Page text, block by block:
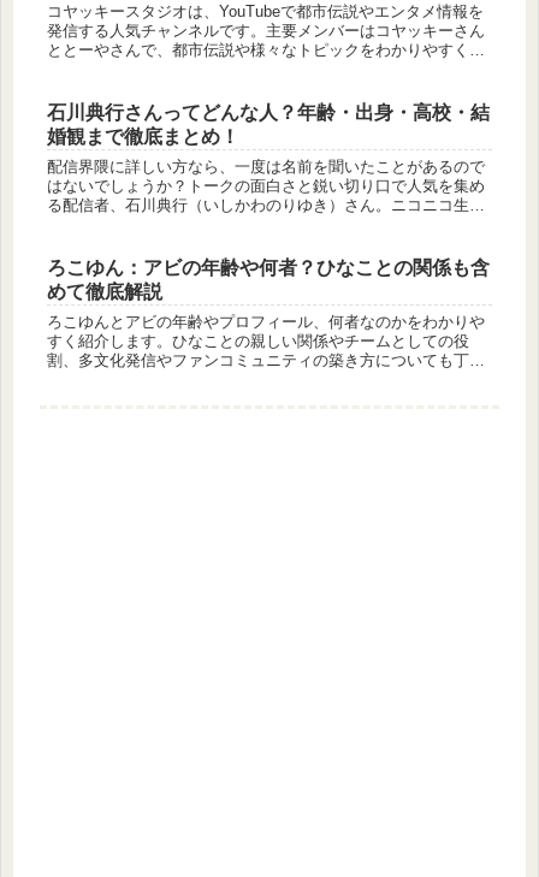
コヤッキースタジオは、YouTubeで都市伝説やエンタメ情報を
発信する人気チャンネルです。主要メンバーはコヤッキーさん
ととーやさんで、都市伝説や様々なトピックをわかりやすく解
石川典行さんってどんな人？年齢・出身・高校・結
婚観まで徹底まとめ！
配信界隈に詳しい方なら、一度は名前を聞いたことがあるので
はないでしょうか？トークの面白さと鋭い切り口で人気を集め
る配信者、石川典行（いしかわのりゆき）さん。ニコニコ生放
ろこゆん：アビの年齢や何者？ひなことの関係も含
めて徹底解説
ろこゆんとアビの年齢やプロフィール、何者なのかをわかりや
すく紹介します。ひなことの親しい関係やチームとしての役
割、多文化発信やファンコミュニティの築き方についても丁寧